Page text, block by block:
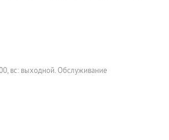
вс: выходной. Обслуживание